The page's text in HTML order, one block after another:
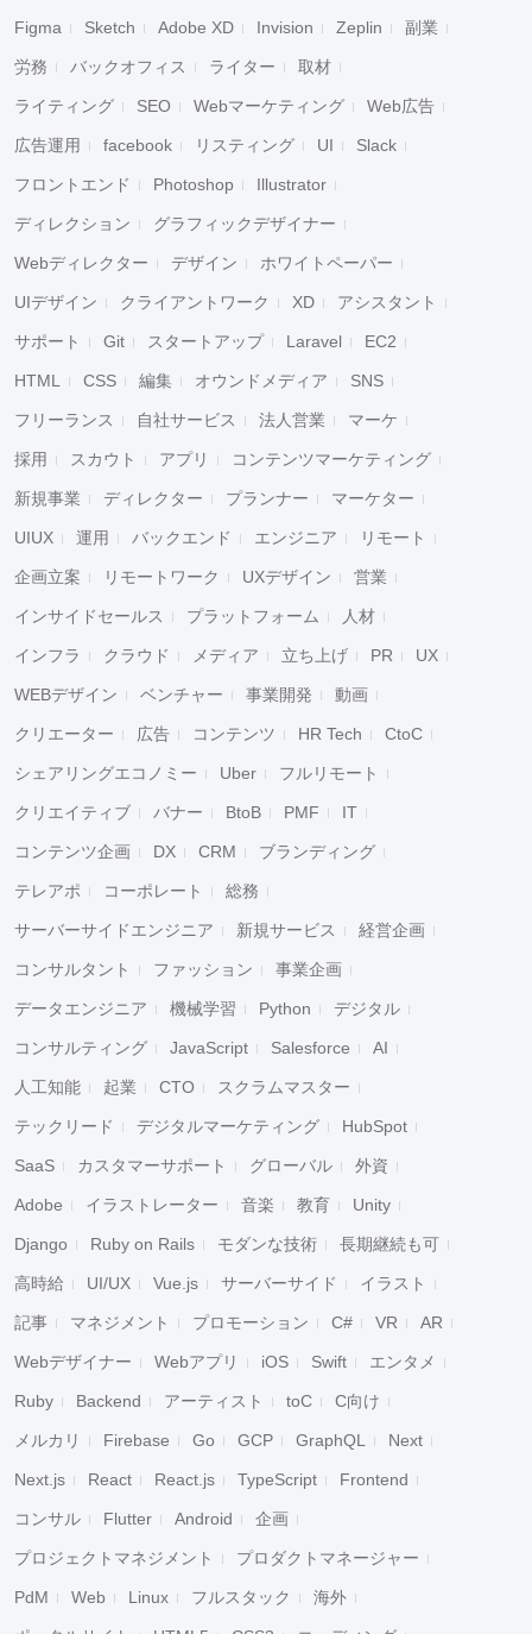
Figma Sketch Adobe XD Invision Zeplin 副業
労務 バックオフィス ライター 取材
ライティング SEO Webマーケティング Web広告
広告運用 facebook リスティング UI Slack
フロントエンド Photoshop Illustrator
ディレクション グラフィックデザイナー
Webディレクター デザイン ホワイトペーパー
UIデザイン クライアントワーク XD アシスタント
サポート Git スタートアップ Laravel EC2
HTML CSS 編集 オウンドメディア SNS
フリーランス 自社サービス 法人営業 マーケ
採用 スカウト アプリ コンテンツマーケティング
新規事業 ディレクター プランナー マーケター
UIUX 運用 バックエンド エンジニア リモート
企画立案 リモートワーク UXデザイン 営業
インサイドセールス プラットフォーム 人材
インフラ クラウド メディア 立ち上げ PR UX
WEBデザイン ベンチャー 事業開発 動画
クリエーター 広告 コンテンツ HR Tech CtoC
シェアリングエコノミー Uber フルリモート
クリエイティブ バナー BtoB PMF IT
コンテンツ企画 DX CRM ブランディング
テレアポ コーポレート 総務
サーバーサイドエンジニア 新規サービス 経営企画
コンサルタント ファッション 事業企画
データエンジニア 機械学習 Python デジタル
コンサルティング JavaScript Salesforce AI
人工知能 起業 CTO スクラムマスター
テックリード デジタルマーケティング HubSpot
SaaS カスタマーサポート グローバル 外資
Adobe イラストレーター 音楽 教育 Unity
Django Ruby on Rails モダンな技術 長期継続も可
高時給 UI/UX Vue.js サーバーサイド イラスト
記事 マネジメント プロモーション C# VR AR
Webデザイナー Webアプリ iOS Swift エンタメ
Ruby Backend アーティスト toC C向け
メルカリ Firebase Go GCP GraphQL Next
Next.js React React.js TypeScript Frontend
コンサル Flutter Android 企画
プロジェクトマネジメント プロダクトマネージャー
PdM Web Linux フルスタック 海外